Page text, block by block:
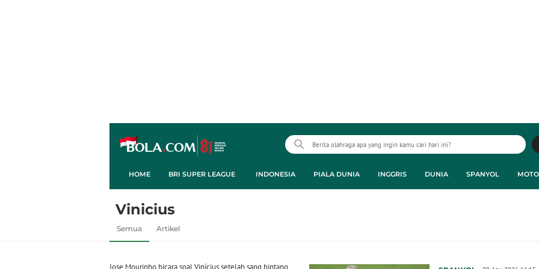
HOME BRI SUPER LEAGUE INDONESIA PIALA DUNIA INGGRIS DUNIA SPANYOL
Vinicius
Semua Artikel
Jose Mourinho bicara soal Vinícius setelah sang bintang